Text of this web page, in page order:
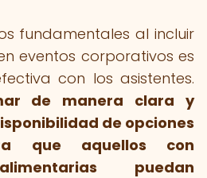
fundamentales al incluir
eventos corporativos es
con los asistentes.
de manera clara y
de opciones
que aquellos con
puedan